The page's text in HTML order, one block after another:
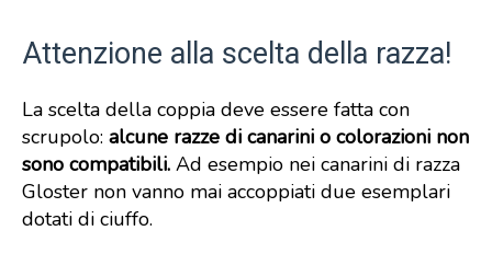
Attenzione alla scelta della razza!
La scelta della coppia deve essere fatta con
scrupolo: alcune razze di canarini o colorazioni non
sono compatibili. Ad esempio nei canarini di razza
Gloster non vanno mai accoppiati due esemplari
dotati di ciuffo.